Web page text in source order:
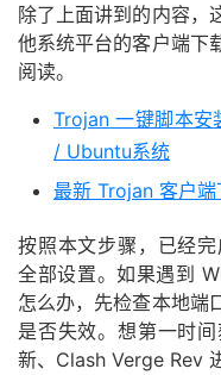
除了上面讲到的内容，
他系统平台的客户端下
阅读。
Trojan 一键脚本
/ Ubuntu系统
最新 Trojan 客户端
按照本文步骤，已经
全部设置。如果遇到
怎么办，先检查本地端
是否失效。想第一时
新、Clash Verge Rev